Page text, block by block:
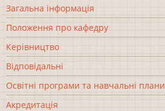
Загальна інформація
Положення про кафедру
Керівництво
Відповідальні
Освітні програми та навчальні плани
Акредитація